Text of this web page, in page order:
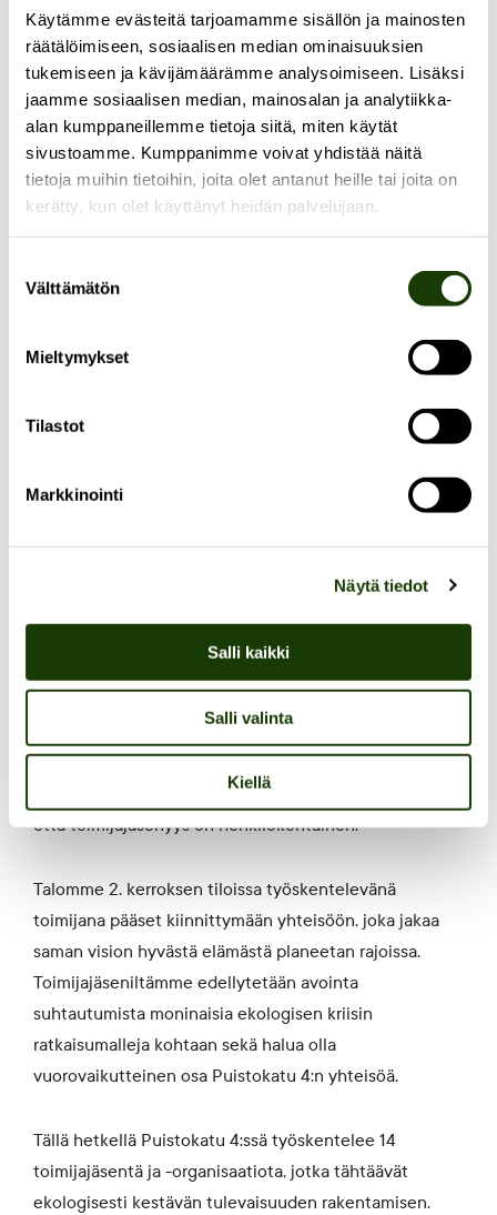
Käytämme evästeitä tarjoamamme sisällön ja mainosten
räätälöimiseen, sosiaalisen median ominaisuuksien
tukemiseen ja kävijämäärämme analysoimiseen. Lisäksi
jaamme sosiaalisen median, mainosalan ja analytiikka-
alan kumppaneillemme tietoja siitä, miten käytät
sivustoamme. Kumppanimme voivat yhdistää näitä
tietoja muihin tietoihin, joita olet antanut heille tai joita on
kerätty, kun olet käyttänyt heidän palvelujaan.
valinta
Välttämätön
Mieltymykset
Tilastot
Markkinointi
Näytä tiedot
Salli kaikki
Salli valinta
Kiellä
tieteenalalta ja 13:sta eri yliopistosta. Pääset
tutustumaan heihintäältä!
Toivomme hakijoiksi eri ikäisiä, eri sukupuolta olevia ja
vammaisia henkilöitä sekä kieli-, kulttuuri- tai muihin
vähemmistöihin kuuluvia henkilöitä. Valinnassa voidaan
toteuttaa positiivista erityiskohtelua.
Puistokatu 4:ssä on ymmärretty hienosti se, että
onnellisuus on tärkeää ja mahdollista ekokriisinkin
aikana. Talossa on rakentava ja lempeä tunnelma, ja
4 antaa itselleni toivoa paremmasta työelämästä. Että
vaikeita asioita kunnianhimoisesti, ja samaan aikaan
syksy 2023)
Toimijajäsenyys
toimijoille, joiden toiminnan ytimessä on ekologisesti
kestävän tulevaisuuden rakentaminen. Huomaathan,
että toimijajäsenyys on henkilökohtainen.
Talomme 2. kerroksen tiloissa työskentelevänä
toimijana pääset kiinnittymään yhteisöön, joka jakaa
saman vision hyvästä elämästä planeetan rajoissa.
Toimijajäseniltämme edellytetään avointa
suhtautumista moninaisia ekologisen kriisin
ratkaisumalleja kohtaan sekä halua olla
vuorovaikutteinen osa Puistokatu 4:n yhteisöä.
Tällä hetkellä Puistokatu 4:ssä työskentelee 14
toimijajäsentä ja -organisaatiota, jotka tähtäävät
ekologisesti kestävän tulevaisuuden rakentamisen.